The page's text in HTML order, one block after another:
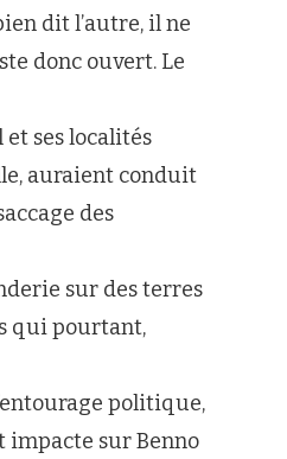
dit l’autre, il ne
donc ouvert. Le
ses localités
auraient conduit
des
sur des terres
qui pourtant,
politique,
impacte sur Benno